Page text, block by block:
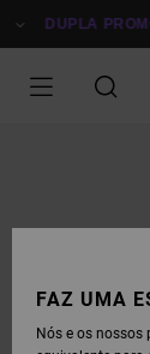
PARA DUPLA PROMO
FAZ UMA
Nós e os